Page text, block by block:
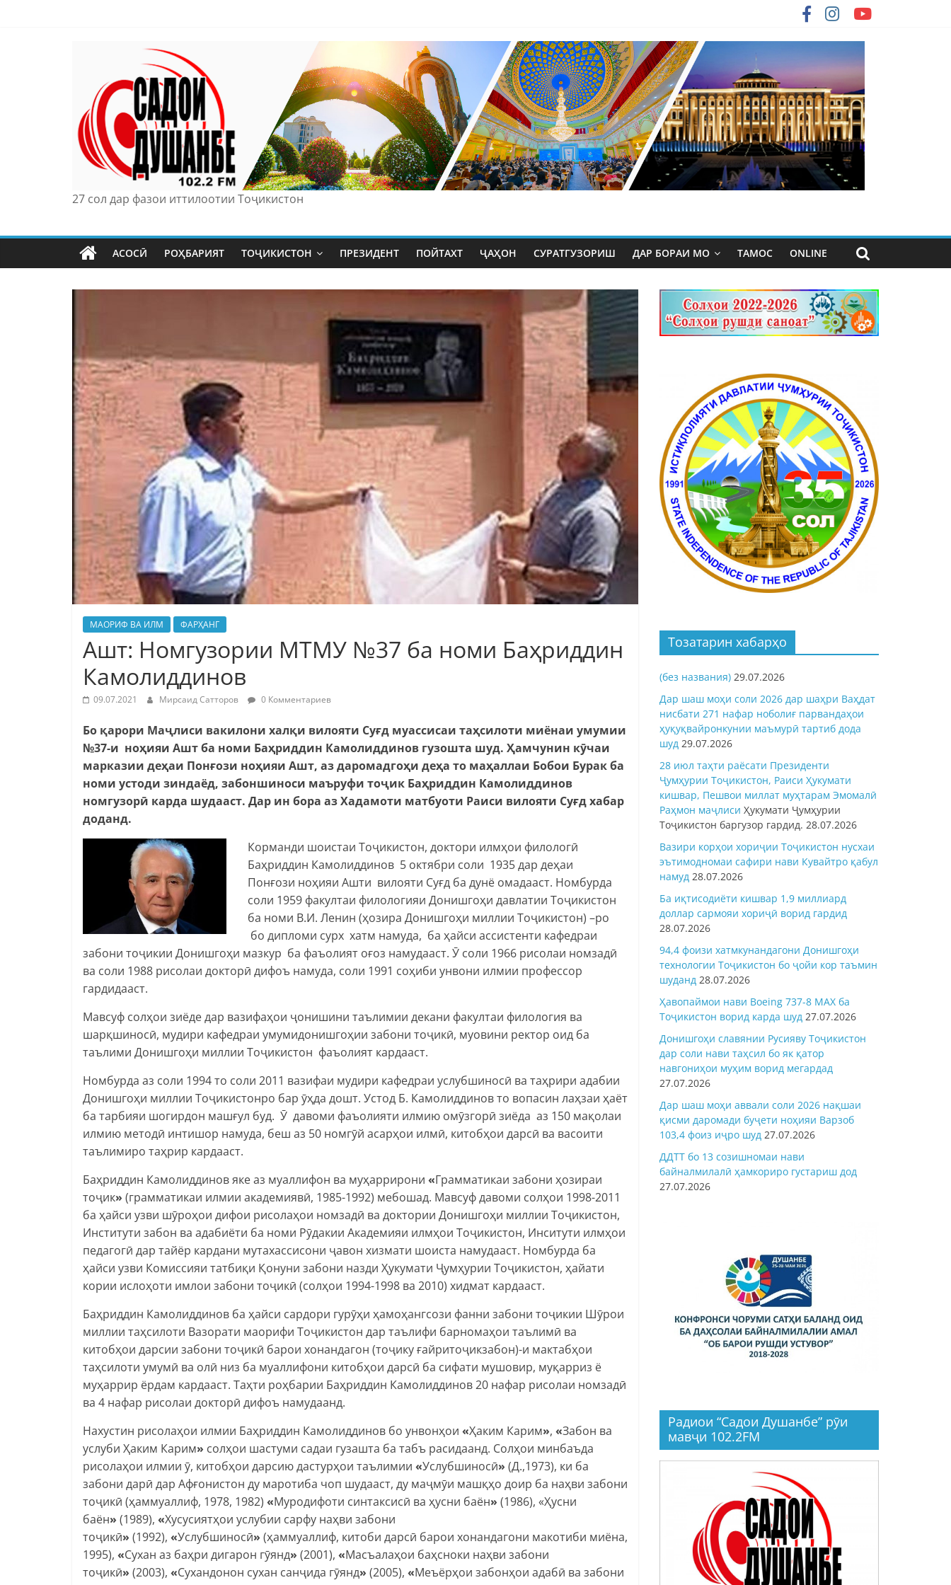
27 сол дар фазои иттилоотии Тоҷикистон
АСОСӢ РОҲБАРИЯТ ТОҶИКИСТОН ПРЕЗИДЕНТ ПОЙТАХТ ҶАҲОН СУРАТГУЗОРИШ ДАР БОРАИ МО ТАМОС ONLINE
МАОРИФ ВА ИЛМ ФАРҲАНГ
Ашт: Номгузории МТМУ №37 ба номи Баҳриддин
Камолиддинов
09.07.2021 Мирсаид Сатторов 0 Комментариев
Бо қарори Маҷлиси вакилони халқи вилояти Суғд муассисаи таҳсилоти миёнаи умумии
№37-и ноҳияи Ашт ба номи Баҳриддин Камолиддинов гузошта шуд. Ҳамчунин кӯчаи
марказии деҳаи Понғози ноҳияи Ашт, аз даромадгоҳи деҳа то маҳаллаи Бобои Бурак ба
номи устоди зиндаёд, забоншиноси маъруфи тоҷик Баҳриддин Камолиддинов
номгузорӣ карда шудааст. Дар ин бора аз Хадамоти матбуоти Раиси вилояти Суғд хабар
доданд.
Корманди шоистаи Тоҷикистон, доктори илмҳои филологӣ
Баҳриддин Камолиддинов 5 октябри соли 1935 дар деҳаи
Понғози ноҳияи Ашти вилояти Суғд ба дунё омадааст. Номбурда
соли 1959 факултаи филологияи Донишгоҳи давлатии Тоҷикистон
ба номи В.И. Ленин (ҳозира Донишгоҳи миллии Тоҷикистон) –ро
бо дипломи сурх хатм намуда, ба ҳайси ассистенти кафедраи
забони тоҷикии Донишгоҳи мазкур ба фаъолият оғоз намудааст. Ӯ соли 1966 рисолаи номзадӣ
ва соли 1988 рисолаи докторӣ дифоъ намуда, соли 1991 соҳиби унвони илмии профессор
гардидааст.
Мавсуф солҳои зиёде дар вазифаҳои ҷонишини таълимии декани факултаи филология ва
шарқшиносӣ, мудири кафедраи умумидонишгоҳии забони тоҷикӣ, муовини ректор оид ба
таълими Донишгоҳи миллии Тоҷикистон фаъолият кардааст.
Номбурда аз соли 1994 то соли 2011 вазифаи мудири кафедраи услубшиносӣ ва таҳрири адабии
Донишгоҳи миллии Тоҷикистонро бар ӯҳда дошт. Устод Б. Камолиддинов то вопасин лаҳзаи ҳаёт
ба тарбияи шогирдон машғул буд. Ӯ давоми фаъолияти илмию омӯзгорӣ зиёда аз 150 мақолаи
илмию методӣ интишор намуда, беш аз 50 номгӯй асарҳои илмӣ, китобҳои дарсӣ ва васоити
таълимиро таҳрир кардааст.
Баҳриддин Камолиддинов яке аз муаллифон ва муҳаррирони «Грамматикаи забони ҳозираи
тоҷик» (грамматикаи илмии академиявӣ, 1985-1992) мебошад. Мавсуф давоми солҳои 1998-2011
ба ҳайси узви шӯроҳои дифои рисолаҳои номзадӣ ва доктории Донишгоҳи миллии Тоҷикистон,
Институти забон ва адабиёти ба номи Рӯдакии Академияи илмҳои Тоҷикистон, Инситути илмҳои
педагогӣ дар тайёр кардани мутахассисони ҷавон хизмати шоиста намудааст. Номбурда ба
ҳайси узви Комиссияи татбиқи Қонуни забони назди Ҳукумати Ҷумҳурии Тоҷикистон, ҳайати
кории ислоҳоти имлои забони тоҷикӣ (солҳои 1994-1998 ва 2010) хидмат кардааст.
Баҳриддин Камолиддинов ба ҳайси сардори гурӯҳи ҳамоҳангсози фанни забони тоҷикии Шӯрои
миллии таҳсилоти Вазорати маорифи Тоҷикистон дар таълифи барномаҳои таълимӣ ва
китобҳои дарсии забони тоҷикӣ барои хонандагон (тоҷику ғайритоҷикзабон)-и мактабҳои
таҳсилоти умумӣ ва олӣ низ ба муаллифони китобҳои дарсӣ ба сифати мушовир, муқарриз ё
муҳаррир ёрдам кардааст. Таҳти роҳбарии Баҳриддин Камолиддинов 20 нафар рисолаи номзадӣ
ва 4 нафар рисолаи докторӣ дифоъ намудаанд.
Нахустин рисолаҳои илмии Баҳриддин Камолиддинов бо унвонҳои «Ҳаким Карим», «Забон ва
услуби Ҳаким Карим» солҳои шастуми садаи гузашта ба табъ расидаанд. Солҳои минбаъда
рисолаҳои илмии ӯ, китобҳои дарсию дастурҳои таълимии «Услубшиносӣ» (Д.,1973), ки ба
забони дарӣ дар Афғонистон ду маротиба чоп шудааст, ду маҷмӯи машқҳо доир ба наҳви забони
тоҷикӣ (ҳаммуаллиф, 1978, 1982) «Муродифоти синтаксисӣ ва ҳусни баён» (1986), «Ҳусни
баён» (1989), «Хусусиятҳои услубии сарфу наҳви забони
тоҷикӣ» (1992), «Услубшиносӣ» (ҳаммуаллиф, китоби дарсӣ барои хонандагони макотиби миёна,
1995), «Сухан аз баҳри дигарон гӯянд» (2001), «Масъалаҳои баҳсноки наҳви забони
тоҷикӣ» (2003), «Сухандонон сухан санҷида гӯянд» (2005), «Меъёрҳои забонҳои адабӣ ва забони
Тозатарин хабарҳо
(без названия) 29.07.2026
Дар шаш моҳи соли 2026 дар шаҳри Ваҳдат
нисбати 271 нафар ноболиғ парвандаҳои
ҳуқуқвайронкунии маъмурӣ тартиб дода
шуд 29.07.2026
28 июл таҳти раёсати Президенти
Ҷумҳурии Тоҷикистон, Раиси Ҳукумати
кишвар, Пешвои миллат муҳтарам Эмомалӣ
Раҳмон маҷлиси Ҳукумати Ҷумҳурии
Тоҷикистон баргузор гардид. 28.07.2026
Вазири корҳои хориҷии Тоҷикистон нусхаи
эътимодномаи сафири нави Кувайтро қабул
намуд 28.07.2026
Ба иқтисодиёти кишвар 1,9 миллиард
доллар сармояи хориҷӣ ворид гардид
28.07.2026
94,4 фоизи хатмкунандагони Донишгоҳи
технологии Тоҷикистон бо ҷойи кор таъмин
шуданд 28.07.2026
Ҳавопаймои нави Boeing 737-8 MAX ба
Тоҷикистон ворид карда шуд 27.07.2026
Донишгоҳи славянии Русияву Тоҷикистон
дар соли нави таҳсил бо як қатор
навгониҳои муҳим ворид мегардад
27.07.2026
Дар шаш моҳи аввали соли 2026 нақшаи
қисми даромади буҷети ноҳияи Варзоб
103,4 фоиз иҷро шуд 27.07.2026
ДДТТ бо 13 созишномаи нави
байналмилалӣ ҳамкориро густариш дод
27.07.2026
Радиои “Садои Душанбе” рӯи
мавҷи 102.2FM